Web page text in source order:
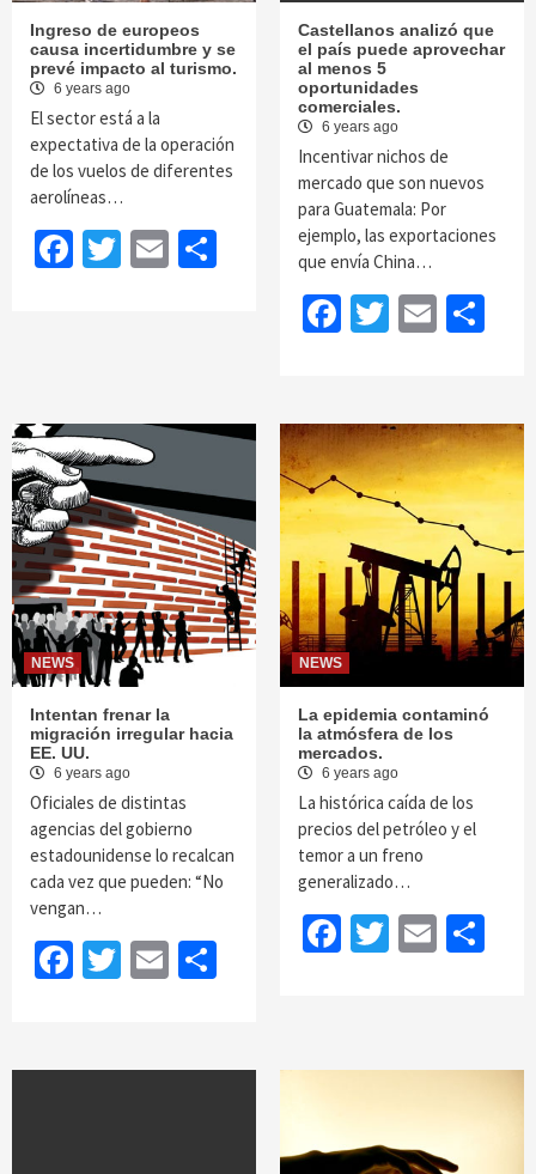
Ingreso de europeos
causa incertidumbre y se
prevé impacto al turismo.
6 years ago
El sector está a la
expectativa de la operación
de los vuelos de diferentes
aerolíneas…
Facebook
Twitter
EmailShare
Castellanos analizó que
el país puede aprovechar
al menos 5
oportunidades
comerciales.
6 years ago
Incentivar nichos de
mercado que son nuevos
para Guatemala: Por
ejemplo, las exportaciones
que envía China…
Facebook
Twitter
Email
NEWS
Intentan frenar la
migración irregular hacia
EE. UU.
6 years ago
Oficiales de distintas
agencias del gobierno
estadounidense lo recalcan
cada vez que pueden: “No
vengan…
Facebook
Twitter
EmailShare
NEWS
La epidemia contaminó
la atmósfera de los
mercados.
6 years ago
La histórica caída de los
precios del petróleo y el
temor a un freno
generalizado…
Facebook
Twitter
Email